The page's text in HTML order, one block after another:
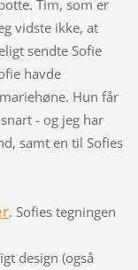
Tim, som er
vidste ikke, at
sendte Sofie
havde
Hun får
- og jeg har
samt en til Sofies
. Sofies tegningen
design (også